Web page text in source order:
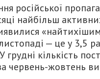
російської
найбільш
— це у 3,5
грудні кількість
червень-жовтень